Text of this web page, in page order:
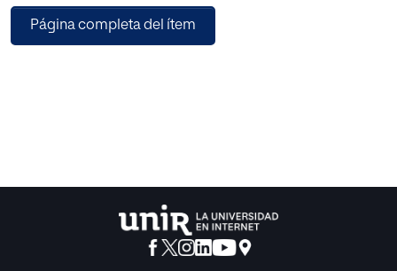
medioambiental. Seguidamente, se ha desarrollado una
propuesta metodológica, basada en el uso de recursos
Página completa del ítem